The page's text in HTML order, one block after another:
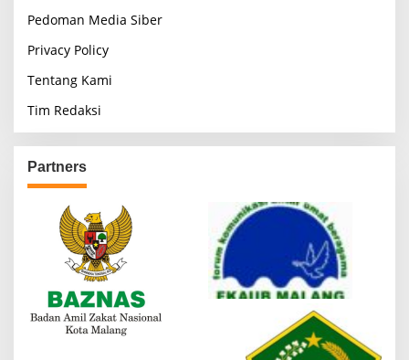
Pedoman Media Siber
Privacy Policy
Tentang Kami
Tim Redaksi
Partners